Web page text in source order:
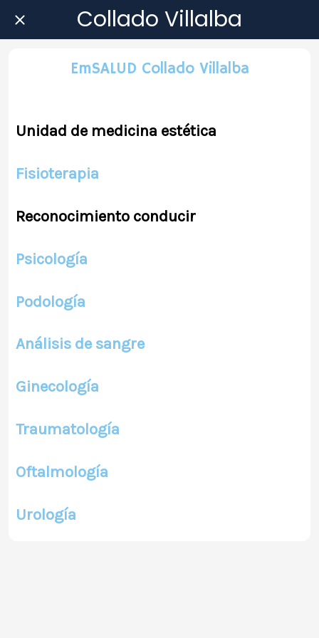
Collado Villalba
EmSALUD Collado Villalba
Unidad de medicina estética
Fisioterapia
Reconocimiento conducir
Psicología
Podología
Análisis de sangre
Ginecología
Traumatología
Oftalmología
Urología